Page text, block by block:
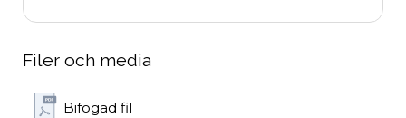
Filer och media
Bifogad fil